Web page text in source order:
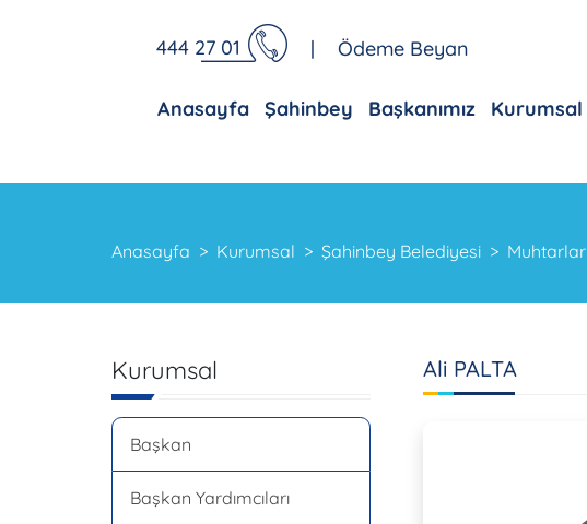
444 27 01 | Ödeme Beyan
Anasayfa Şahinbey Başkanımız Kurumsal
Anasayfa Kurumsal Şahinbey Belediyesi Muhtarlar
Kurumsal
Başkan
Başkan Yardımcıları
Ali PALTA